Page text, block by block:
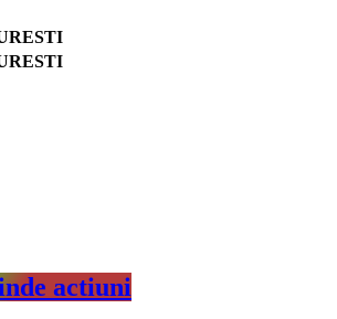
actiuni